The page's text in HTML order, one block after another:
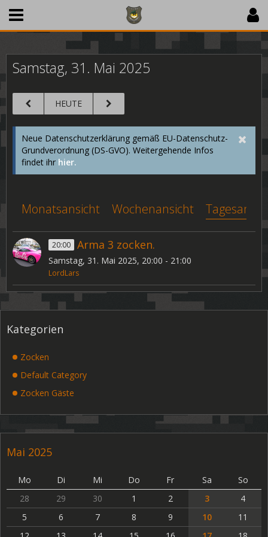
Samstag, 31. Mai 2025
HEUTE
Neue Datenschutzerklärung gemäß EU-Datenschutz-
Grundverordnung (DS-GVO). Weitergehende Infos
findet ihr hier.
Monatsansicht Wochenansicht
20:00 Arma 3 zocken.
Samstag, 31. Mai 2025, 20:00 - 21:00
LordLars
Kategorien
Zocken
Default Category
Zocken Gäste
Mai 2025
Mo Di Mi Do Fr Sa
So
28
29 30 1 2 3
4
5
6 7 8 9 10
11